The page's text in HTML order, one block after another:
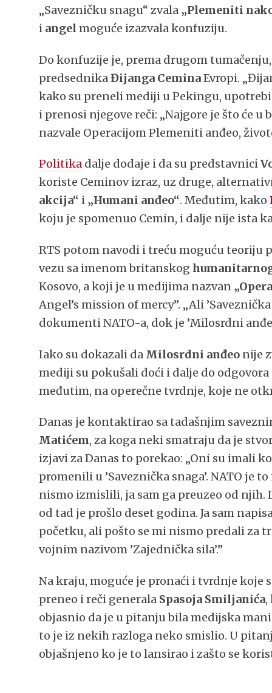
„Savezničku snagu“ zvala „Plemeniti
i angelmoguće izazvala konfuziju.
Do konfuzije je, prema drugom
predsednikaĐijanga CeminaEvropi.
kako su preneli mediji u Pekingu,
i prenosi njegove reči: „Najgore je što će
nazvale Operacijom Plemeniti anđeo,
Politika dalje dodaje i da su predstavnici
koriste Ceminov izraz, uz druge,
akcija“ i „Humani anđeo“. Međutim, kako
koju je spomenuo Cemin, i dalje nije ista
RTS potom navodi i treću moguću teoriju
vezu sa imenom britanskog
Kosovo, a koji je u medijima nazvan
Angel’s mission of mercy”. „Ali
dokumenti NATO-a, dok je ’Milosrdni
Iako su dokazali da Milosrdni anđeo nije
mediji su pokušali doći i dalje do
međutim, na operečne tvrdnje, koje ne
Danas je kontaktirao sa tadašnjim
Matićem, za koga neki smatraju da je
izjavi za Danas to porekao: „Oni su imali
promenili u ’Saveznička snaga’. NATO
nismo izmislili, ja sam ga preuzeo od njih.
od tad je prošlo deset godina. Ja sam
početku, ali pošto se mi nismo predali za
vojnim nazivom ’Zajednička sila’.”
Na kraju, moguće je pronaći i tvrdnje koje
preneo i reči generala Spasoja Smiljanića,
objasnio da je u pitanju bila medijska
to je iz nekih razloga neko smislio. U
objašnjeno ko je to lansirao i zašto se